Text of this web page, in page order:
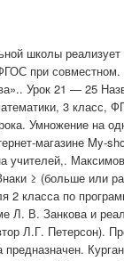
школы
при совместном.
Урок 21 — 25
3 класс,
Умножение на
магазине My-
учителей,.
≥ (больше или
2 класса по
Л. В. Занкова и
Л.Г. Петерсон).